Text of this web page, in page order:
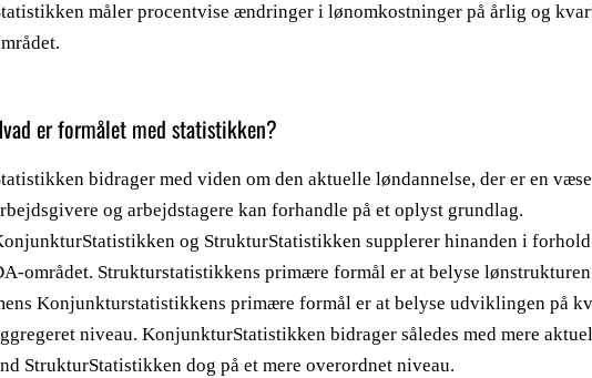
måler procentvise ændringer i lønomkostninger på årlig og
er formålet med statistikken?
bidrager med viden om den aktuelle løndannelse, der er en
og arbejdstagere kan forhandle på et oplyst grundlag.
og StrukturStatistikken supplerer hinanden i
området. Strukturstatistikkens primære formål er at belyse
Konjunkturstatistikkens primære formål er at belyse udviklingen på
niveau. KonjunkturStatistikken bidrager således med mere
StrukturStatistikken dog på et mere overordnet niveau.